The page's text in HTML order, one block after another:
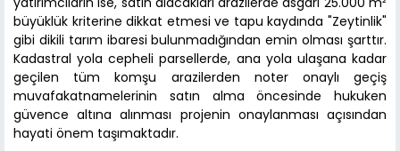
büyüklük kriterine dikkat etmesi ve tapu kaydında "Zeytinlik"
gibi dikili tarım ibaresi bulunmadığından emin olması şarttır.
Kadastral yola cepheli parsellerde, ana yola ulaşana kadar
geçilen tüm komşu arazilerden noter onaylı geçiş
muvafakatnamelerinin satın alma öncesinde hukuken
güvence altına alınması projenin onaylanması açısından
hayati önem taşımaktadır.